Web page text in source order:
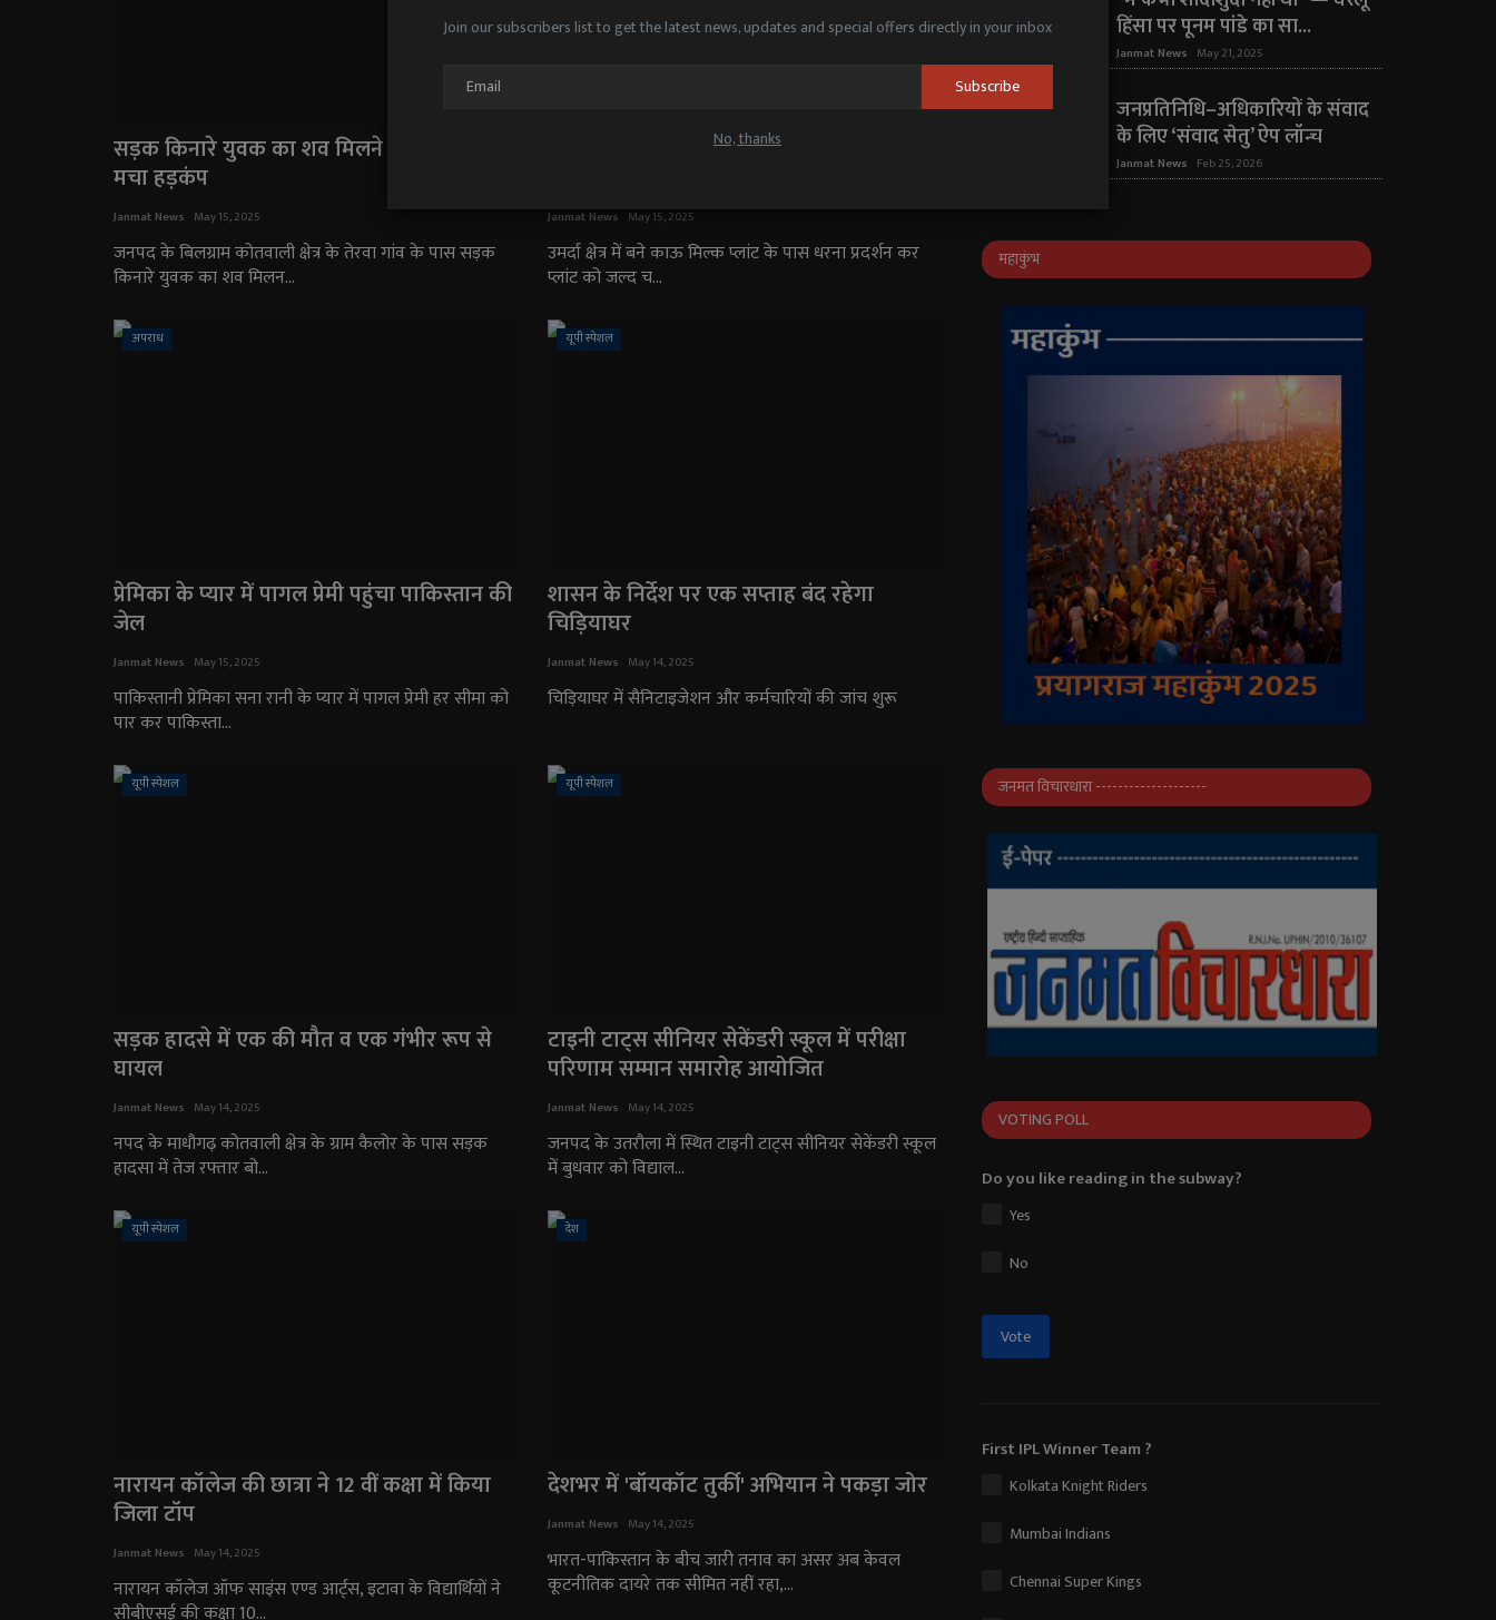
Join our subscribers list to get the latest news, updates and special offers directly in your inbox
Subscribe
No, thanks
सड़क किनारे युवक का शव मिलने से पूरे क्षेत्र में
मचा हड़कंप
Janmat News May 15, 2025
जनपद के बिलग्राम कोतवाली क्षेत्र के तेरवा गांव के पास सड़क
किनारे युवक का शव मिलन...
सपा सरकार में बने काऊ मिल्क प्लांट को चालू
Janmat News May 15, 2025
उमर्दा क्षेत्र में बने काऊ मिल्क प्लांट के पास धरना प्रदर्शन कर
प्लांट को जल्द च...
अपराध
प्रेमिका के प्यार में पागल प्रेमी पहुंचा पाकिस्तान की
जेल
Janmat News May 15, 2025
पाकिस्तानी प्रेमिका सना रानी के प्यार में पागल प्रेमी हर सीमा को
पार कर पाकिस्ता...
यूपी स्पेशल
शासन के निर्देश पर एक सप्ताह बंद रहेगा
चिड़ियाघर
Janmat News May 14, 2025
चिड़ियाघर में सैनिटाइजेशन और कर्मचारियों की जांच शुरू
यूपी स्पेशल
सड़क हादसे में एक की मौत व एक गंभीर रूप से
घायल
Janmat News May 14, 2025
नपद के माधौगढ़ कोतवाली क्षेत्र के ग्राम कैलोर के पास सड़क
हादसा में तेज रफ्तार बो...
यूपी स्पेशल
टाइनी टाट्स सीनियर सेकेंडरी स्कूल में परीक्षा
परिणाम सम्मान समारोह आयोजित
Janmat News May 14, 2025
जनपद के उतरौला में स्थित टाइनी टाट्स सीनियर सेकेंडरी स्कूल
में बुधवार को विद्याल...
यूपी स्पेशल
नारायन कॉलेज की छात्रा ने 12 वीं कक्षा में किया
जिला टॉप
Janmat News May 14, 2025
नारायन कॉलेज ऑफ साइंस एण्ड आर्ट्स, इटावा के विद्यार्थियों ने
सीबीएसई की कक्षा 10...
देश
देशभर में 'बॉयकॉट तुर्की' अभियान ने पकड़ा जोर
Janmat News May 14, 2025
भारत-पाकिस्तान के बीच जारी तनाव का असर अब केवल
कूटनीतिक दायरे तक सीमित नहीं रहा,...
हिंसा पर पूनम पांडे का सा...
Janmat News May 21, 2025
जनप्रतिनिधि–अधिकारियों के संवाद
के लिए ‘संवाद सेतु’ ऐप लॉन्च
Janmat News Feb 25, 2026
महाकुंभ
जनमत विचारधारा --------------------
VOTING POLL
Do you like reading in the subway?
Yes
No
Vote
First IPL Winner Team ?
Kolkata Knight Riders
Mumbai Indians
Chennai Super Kings